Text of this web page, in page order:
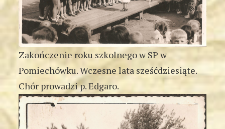
Zakończenie roku szkolnego w SP w
Pomiechówku. Wczesne lata sześćdziesiąte.
Chór prowadzi p. Edgaro.